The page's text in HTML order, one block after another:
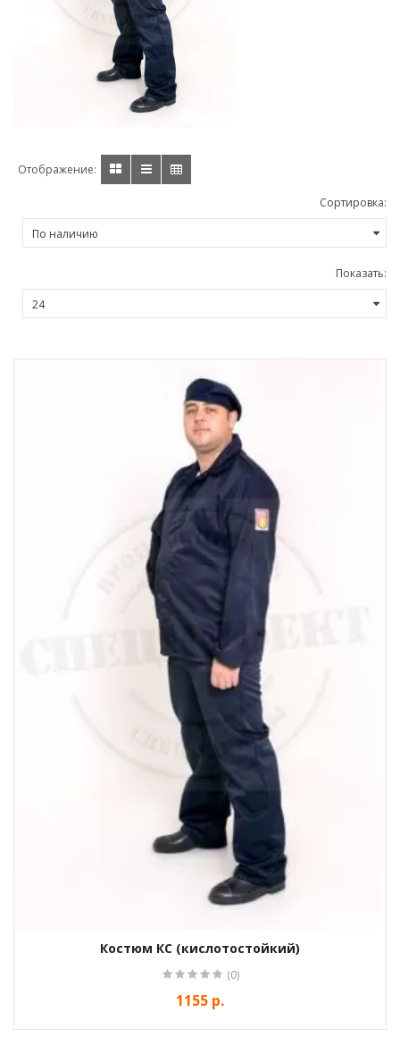
Отображение:
Сортировка:
Показать:
Костюм КС (кислотостойкий)
(0)
1155 р.